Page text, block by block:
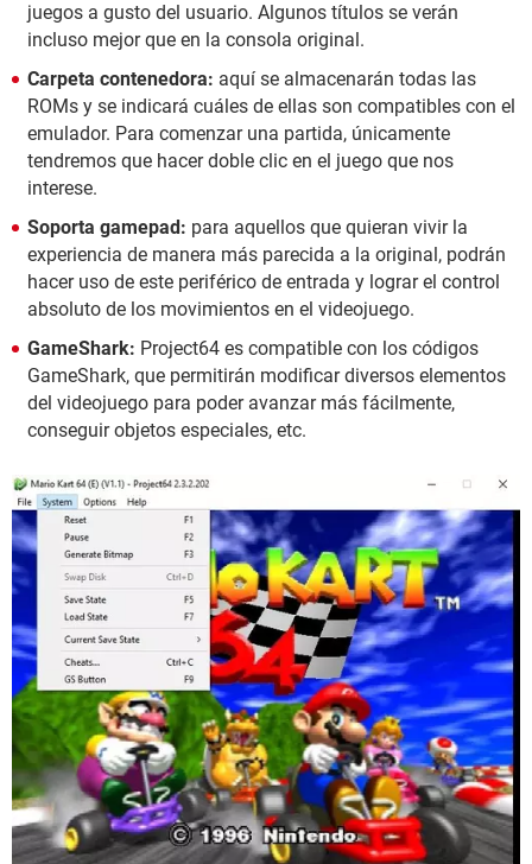
juegos a gusto del usuario. Algunos títulos se verán
incluso mejor que en la consola original.
Carpeta contenedora: aquí se almacenarán todas las
ROMs y se indicará cuáles de ellas son compatibles con el
emulador. Para comenzar una partida, únicamente
tendremos que hacer doble clic en el juego que nos
interese.
Soporta gamepad: para aquellos que quieran vivir la
experiencia de manera más parecida a la original, podrán
hacer uso de este periférico de entrada y lograr el control
absoluto de los movimientos en el videojuego.
GameShark: Project64 es compatible con los códigos
GameShark, que permitirán modificar diversos elementos
del videojuego para poder avanzar más fácilmente,
conseguir objetos especiales, etc.